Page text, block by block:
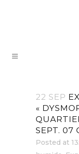
22 SEP
«
SEPT. 07
Posted at